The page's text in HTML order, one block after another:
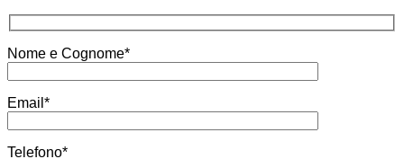
Nome e Cognome*
Email*
Telefono*